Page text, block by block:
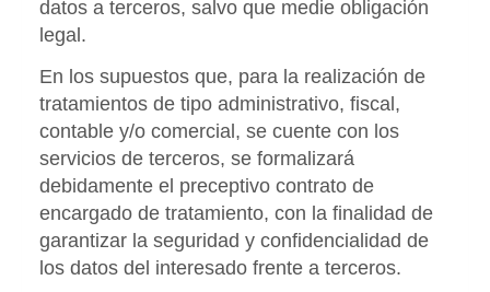
datos a terceros, salvo que medie obligación
legal.
En los supuestos que, para la realización de
tratamientos de tipo administrativo, fiscal,
contable y/o comercial, se cuente con los
servicios de terceros, se formalizará
debidamente el preceptivo contrato de
encargado de tratamiento, con la finalidad de
garantizar la seguridad y confidencialidad de
los datos del interesado frente a terceros.